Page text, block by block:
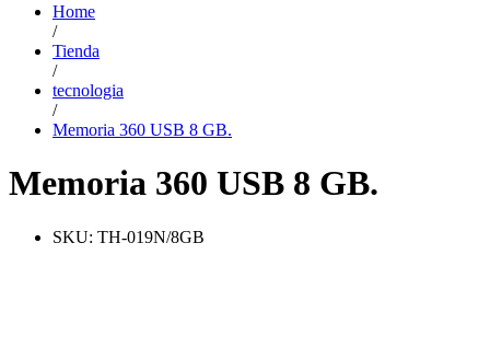
Home
/
Tienda
/
tecnologia
/
Memoria 360 USB 8 GB.
Memoria 360 USB 8 GB.
SKU: TH-019N/8GB